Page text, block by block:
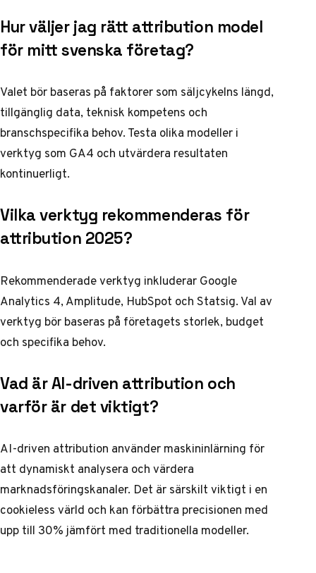
Hur väljer jag rätt attribution model
för mitt svenska företag?
Valet bör baseras på faktorer som säljcykelns längd,
tillgänglig data, teknisk kompetens och
branschspecifika behov. Testa olika modeller i
verktyg som GA4 och utvärdera resultaten
kontinuerligt.
Vilka verktyg rekommenderas för
attribution 2025?
Rekommenderade verktyg inkluderar Google
Analytics 4, Amplitude, HubSpot och Statsig. Val av
verktyg bör baseras på företagets storlek, budget
och specifika behov.
Vad är AI-driven attribution och
varför är det viktigt?
AI-driven attribution använder maskininlärning för
att dynamiskt analysera och värdera
marknadsföringskanaler. Det är särskilt viktigt i en
cookieless värld och kan förbättra precisionen med
upp till 30% jämfört med traditionella modeller.